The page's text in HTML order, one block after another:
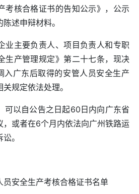
考核合格证书的告知公示》，公示
述申辩材料。
主要负责人、项目负责人和专职
生产管理规定》第二十七条，现决
入广东后取得的安管人员安全生产
规定依法处理。
以自公告之日起60日内向广东省
，或者在6个月内依法向广州铁路运
。
安全生产考核合格证书名单